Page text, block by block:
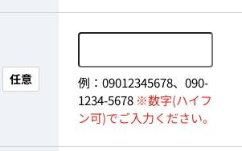
任意
例：09012345678、090-
1234-5678 ※数字(ハイフ
ン可)でご入力ください。